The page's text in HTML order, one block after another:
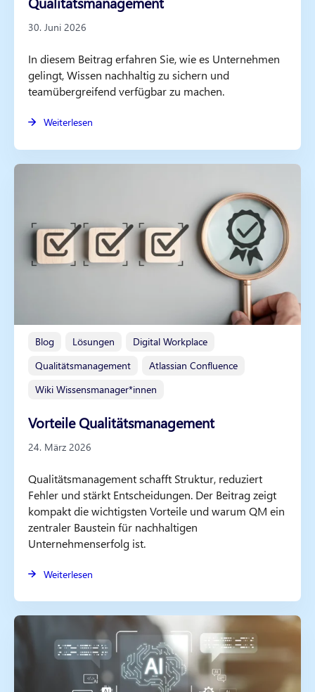
30. Juni 2026
In diesem Beitrag erfahren Sie, wie es Unternehmen
gelingt, Wissen nachhaltig zu sichern und
teamübergreifend verfügbar zu machen.
Weiterlesen
Blog Lösungen
Digital Workplace
Qualitätsmanagement
Atlassian Confluence
Wiki Wissensmanager*innen
Vorteile Qualitätsmanagement
24. März 2026
Qualitätsmanagement schafft Struktur, reduziert
Fehler und stärkt Entscheidungen. Der Beitrag zeigt
kompakt die wichtigsten Vorteile und warum QM ein
zentraler Baustein für nachhaltigen
Unternehmenserfolg ist.
Weiterlesen